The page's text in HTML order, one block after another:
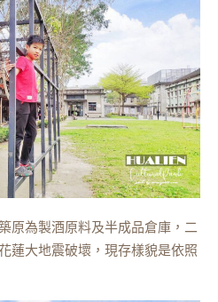
原為製酒原料及半成品倉庫，二
蓮大地震破壞，現存樣貌是依照